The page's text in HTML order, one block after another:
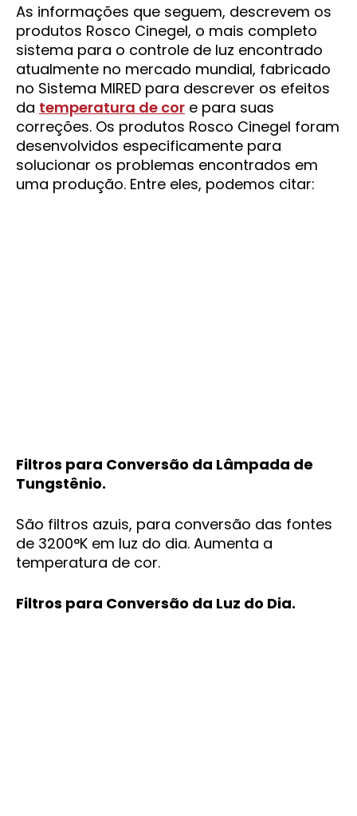
As informações que seguem, descrevem os
produtos Rosco Cinegel, o mais completo
sistema para o controle de luz encontrado
atualmente no mercado mundial, fabricado
no Sistema MIRED para descrever os efeitos
da temperatura de cor e para suas
correções. Os produtos Rosco Cinegel foram
desenvolvidos especificamente para
solucionar os problemas encontrados em
uma produção. Entre eles, podemos citar:
Filtros para Conversão da Lâmpada de
Tungstênio.
São filtros azuis, para conversão das fontes
de 3200°K em luz do dia. Aumenta a
temperatura de cor.
Filtros para Conversão da Luz do Dia.